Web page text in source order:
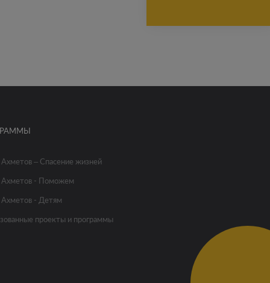
– Спасение жизней
Ахметов - Поможем
Ахметов - Детям
проекты и программы